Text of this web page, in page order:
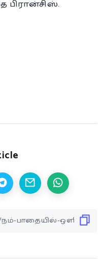
பிரான்சிஸ்.